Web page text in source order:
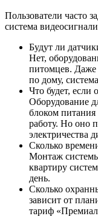
Пользователи часто
система
Будут ли
Нет,
питомцев. Даже
по дому,
Что будет, если
Оборудование
блоком
работу. Но оно
электричества
Сколько
Монтаж системы
квартиру
день.
Сколько
зависит от
тариф